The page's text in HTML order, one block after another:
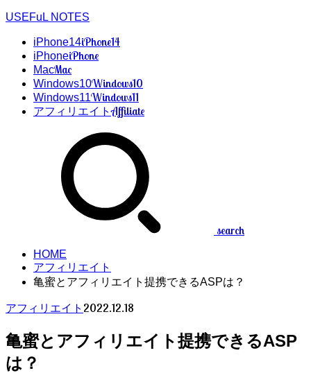
USEFuL NOTES
iPhone14iPhone14
iPhoneiPhone
MacMac
Windows10Windows10
Windows11Windows11
アフィリエイトAffiliate
search
HOME
アフィリエイト
亀蜜とアフィリエイト提携できるASPは？
アフィリエイト 2022.12.18
亀蜜とアフィリエイト提携できるASP
は？